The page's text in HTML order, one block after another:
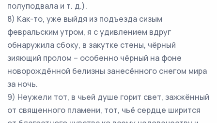
полуподвала и т. д.).
8) Как-то, уже выйдя из подъезда сизым
февральским утром, я с удивлением вдруг
обнаружила сбоку, в закутке стены, чёрный
зияющий пролом – особенно чёрный на фоне
новорождённой белизны занесённого снегом мира
за ночь.
9) Неужели тот, в чьей душе горит свет, зажжённый
от священного пламени, тот, чьё сердце ширится